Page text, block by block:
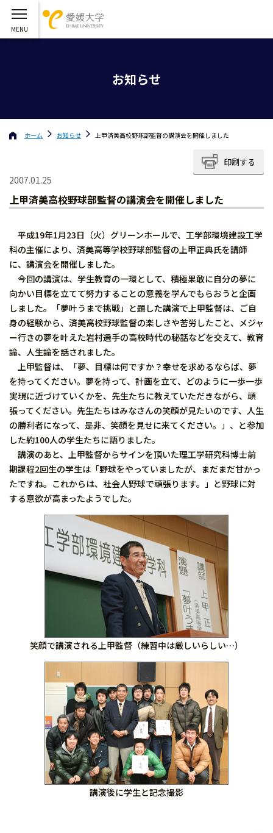
お知らせ
ホーム お知らせ 上甲済美高校野球部監督の講演会を開催しました
印刷する
2007.01.25
上甲済美高校野球部監督の講演会を開催しました
平成19年1月23日（火）グリーンホールで、工学部環境建設工学
科の主催により、済美高等学校野球部監督の上甲正典氏を講師
に、講演会を開催しました。
今回の講演は、学生教育の一環として、積極果敢に自分の夢に
向かい目標を立てて努力することの意義を学んでもらおうと企画
しました。「夢叶うまで挑戦」と題した講演で上甲監督は、ご自
身の経験から、済美高校野球監督の楽しさや苦労したこと、メジャ
ー行きの夢を叶えた岩村選手の高校時代の秘話などを交えて、教育
論、人生論を話されました。
上甲監督は、「夢、目標は何ですか？幸せを求めるならば、夢
を持ってください。夢を持って、計画を立て、どのように一歩一歩
実現に近づけていくかを、先生たちに教えていただきながら、頑
張ってください。先生たちはみなさんの笑顔が見たいのです、人生
の勝利者になって、是非、笑顔を見せに来てください。」、と参加
した約100人の学生たちに語りました。
講演のあと、上甲監督からサインを頂いた理工学研究科博士前
期課程2回生の学生は「野球をやっていましたが、まだまだ甘かっ
たですね。これからは、社会人野球で頑張ります。」と野球に対
する意欲が高まったようでした。
笑顔で講演される上甲監督（練習中は厳しいらしい…）
講演後に学生と記念撮影